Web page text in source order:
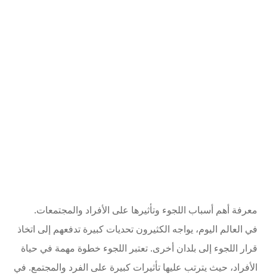
معرفة أهم أسباب اللجوء وتأثيرها على الأفراد والمجتمعات.
في العالم اليوم، يواجه الكثيرون تحديات كبيرة تدفعهم إلى اتخاذ
قرار اللجوء إلى بلدان أخرى. تعتبر اللجوء خطوة مهمة في حياة
الأفراد، حيث يترتب عليها تأثيرات كبيرة على الفرد والمجتمع. في